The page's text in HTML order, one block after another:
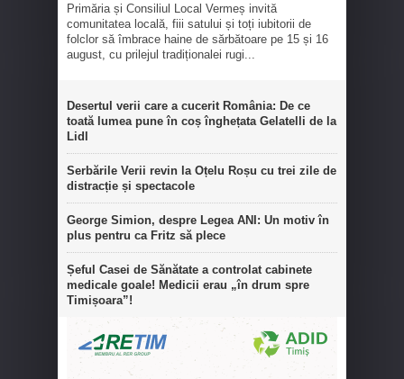
Primăria și Consiliul Local Vermeș invită
comunitatea locală, fiii satului și toți iubitorii de
folclor să îmbrace haine de sărbătoare pe 15 și 16
august, cu prilejul tradiționalei rugi...
Desertul verii care a cucerit România: De ce
toată lumea pune în coș înghețata Gelatelli de la
Lidl
Serbările Verii revin la Oțelu Roșu cu trei zile de
distracție și spectacole
George Simion, despre Legea ANI: Un motiv în
plus pentru ca Fritz să plece
Șeful Casei de Sănătate a controlat cabinete
medicale goale! Medicii erau „în drum spre
Timișoara”!